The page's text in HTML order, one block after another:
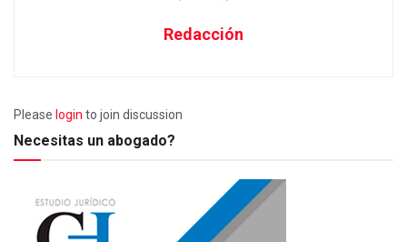
Redacción
Please login to join discussion
Necesitas un abogado?